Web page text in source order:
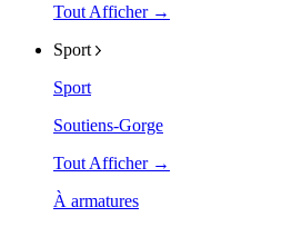
Tout Afficher →
Sport
Sport
Soutiens-Gorge
Tout Afficher →
À armatures